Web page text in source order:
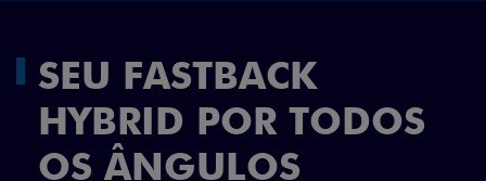
SEU FASTBACK
HYBRID POR TODOS
OS ÂNGULOS